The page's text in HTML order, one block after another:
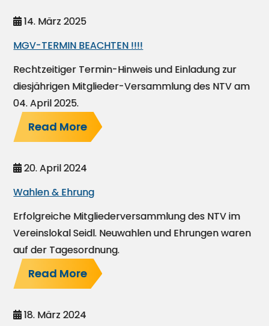
14. März 2025
MGV-TERMIN BEACHTEN !!!!
Rechtzeitiger Termin-Hinweis und Einladung zur
diesjährigen Mitglieder-Versammlung des NTV am
04. April 2025.
Read More
20. April 2024
Wahlen & Ehrung
Erfolgreiche Mitgliederversammlung des NTV im
Vereinslokal Seidl. Neuwahlen und Ehrungen waren
auf der Tagesordnung.
Read More
18. März 2024